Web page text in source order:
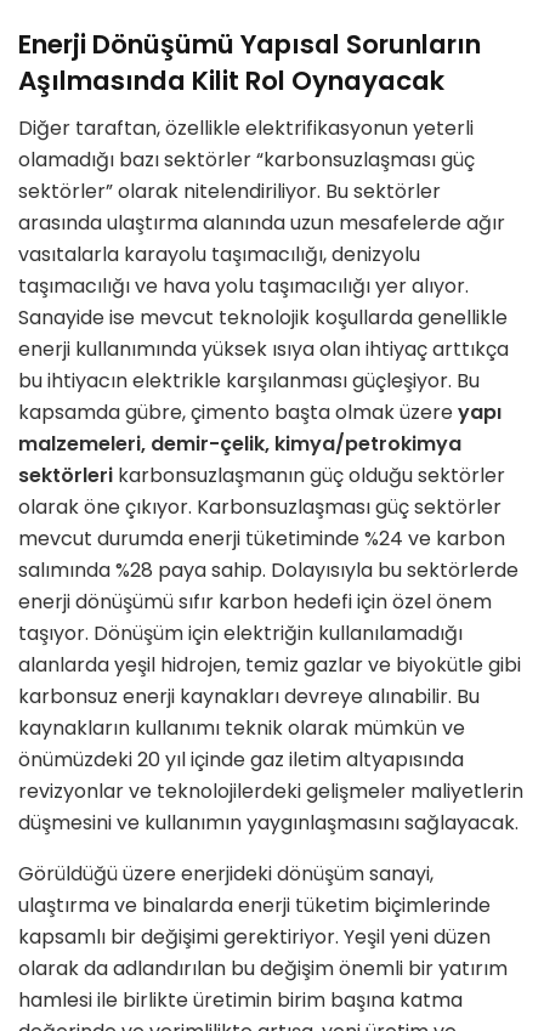
Enerji Dönüşümü Yapısal Sorunların
Aşılmasında Kilit Rol Oynayacak
Diğer taraftan, özellikle elektrifikasyonun yeterli
olamadığı bazı sektörler “karbonsuzlaşması güç
sektörler” olarak nitelendiriliyor. Bu sektörler
arasında ulaştırma alanında uzun mesafelerde ağır
vasıtalarla karayolu taşımacılığı, denizyolu
taşımacılığı ve hava yolu taşımacılığı yer alıyor.
Sanayide ise mevcut teknolojik koşullarda genellikle
enerji kullanımında yüksek ısıya olan ihtiyaç arttıkça
bu ihtiyacın elektrikle karşılanması güçleşiyor. Bu
kapsamda gübre, çimento başta olmak üzereyapı
malzemeleri, demir-çelik, kimya/petrokimya
sektörleri karbonsuzlaşmanın güç olduğu sektörler
olarak öne çıkıyor. Karbonsuzlaşması güç sektörler
mevcut durumda enerji tüketiminde %24 ve karbon
salımında %28 paya sahip. Dolayısıyla bu sektörlerde
enerji dönüşümü sıfır karbon hedefi için özel önem
taşıyor. Dönüşüm için elektriğin kullanılamadığı
alanlarda yeşil hidrojen, temiz gazlar ve biyokütle gibi
karbonsuz enerji kaynakları devreye alınabilir. Bu
kaynakların kullanımı teknik olarak mümkün ve
önümüzdeki 20 yıl içinde gaz iletim altyapısında
revizyonlar ve teknolojilerdeki gelişmeler maliyetlerin
düşmesini ve kullanımın yaygınlaşmasını sağlayacak.
Görüldüğü üzere enerjideki dönüşüm sanayi,
ulaştırma ve binalarda enerji tüketim biçimlerinde
kapsamlı bir değişimi gerektiriyor. Yeşil yeni düzen
olarak da adlandırılan bu değişim önemli bir yatırım
hamlesi ile birlikte üretimin birim başına katma